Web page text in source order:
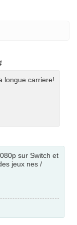
longue carriere!
sur Switch et
jeux nes /